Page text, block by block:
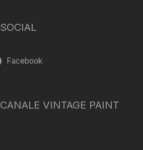
Facebook
VINTAGE PAINT